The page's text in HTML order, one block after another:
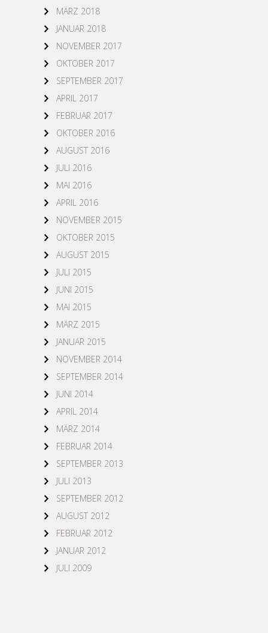
MÄRZ 2018
JANUAR 2018
NOVEMBER 2017
OKTOBER 2017
SEPTEMBER 2017
APRIL 2017
FEBRUAR 2017
OKTOBER 2016
AUGUST 2016
JULI 2016
MAI 2016
APRIL 2016
NOVEMBER 2015
OKTOBER 2015
AUGUST 2015
JULI 2015
JUNI 2015
MAI 2015
MÄRZ 2015
JANUAR 2015
NOVEMBER 2014
SEPTEMBER 2014
JUNI 2014
APRIL 2014
MÄRZ 2014
FEBRUAR 2014
SEPTEMBER 2013
JULI 2013
SEPTEMBER 2012
AUGUST 2012
FEBRUAR 2012
JANUAR 2012
JULI 2009